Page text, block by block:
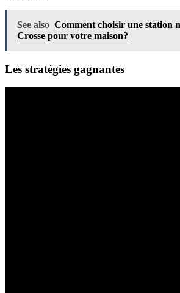
See also Comment choisir une station
Crosse pour votre maison?
Les stratégies gagnantes